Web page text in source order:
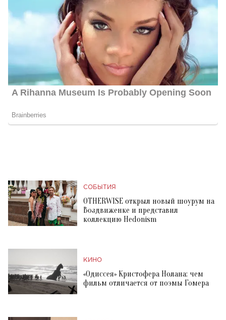
СОБЫТИЯ
OTHERWISE открыл новый шоурум на
Воздвиженке и представил
коллекцию Hedonism
КИНО
«Одиссея» Кристофера Нолана: чем
фильм отличается от поэмы Гомера